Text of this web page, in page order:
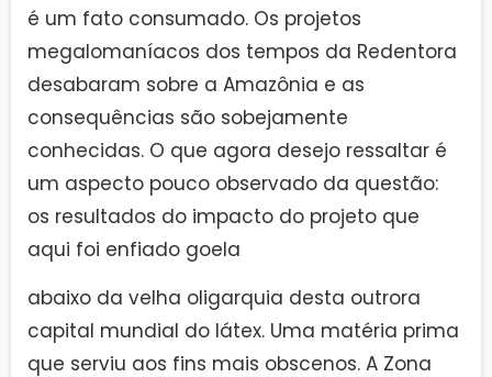
é um fato consumado. Os projetos
megalomaníacos dos tempos da Redentora
desabaram sobre a Amazônia e as
consequências são sobejamente
conhecidas. O que agora desejo ressaltar é
um aspecto pouco observado da questão:
os resultados do impacto do projeto que
aqui foi enfiado goela
abaixo da velha oligarquia desta outrora
capital mundial do látex. Uma matéria prima
que serviu aos fins mais obscenos. A Zona